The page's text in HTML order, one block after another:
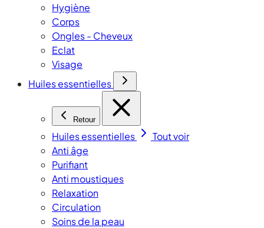
Hygiène
Corps
Ongles - Cheveux
Eclat
Visage
Huiles essentielles
Retour
Huiles essentielles
Tout voir
Anti âge
Purifiant
Anti moustiques
Relaxation
Circulation
Soins de la peau